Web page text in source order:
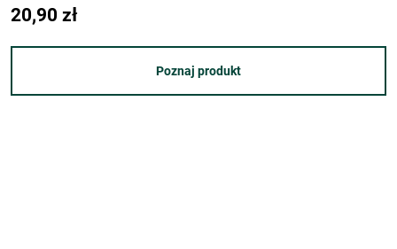
20,90 zł
Poznaj produkt